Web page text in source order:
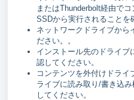
またはThunderbolt経由で
SSDから実行されることを
ネットワークドライブから
ださい。。
インストール先のドライブ
認してください。
コンテンツを外付けドライ
ライブに読み取り/書き込
してください。